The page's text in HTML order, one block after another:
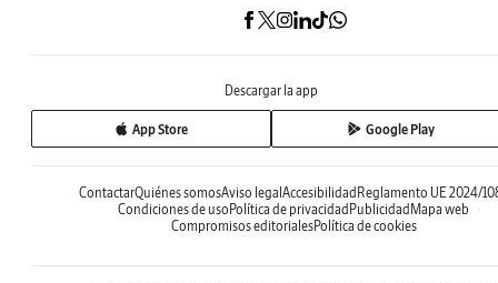
Descargar la app
App Store Google Play
ContactarQuiénes somosAviso legal Accesibilidad Reglamento UE 2024/
Condiciones de uso Política de privacidad Publicidad Mapa web
Compromisos editorialesPolítica de cookies